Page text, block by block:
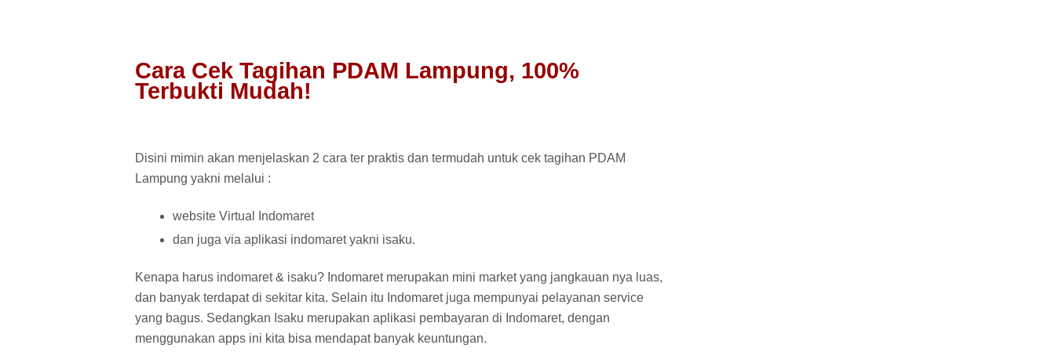
Cara Cek Tagihan PDAM Lampung, 100%
Terbukti Mudah!
Disini mimin akan menjelaskan 2 cara ter praktis dan termudah untuk cek tagihan PDAM
Lampung yakni melalui :
website Virtual Indomaret
dan juga via aplikasi indomaret yakni isaku.
Kenapa harus indomaret & isaku? Indomaret merupakan mini market yang jangkauan nya luas,
dan banyak terdapat di sekitar kita. Selain itu Indomaret juga mempunyai pelayanan service
yang bagus. Sedangkan Isaku merupakan aplikasi pembayaran di Indomaret, dengan
menggunakan apps ini kita bisa mendapat banyak keuntungan.